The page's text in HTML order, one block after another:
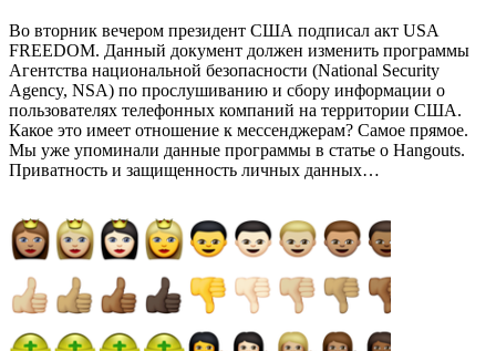
Во вторник вечером президент США подписал акт USA
FREEDOM. Данный документ должен изменить программы
Агентства национальной безопасности (National Security
Agency, NSA) по прослушиванию и сбору информации о
пользователях телефонных компаний на территории США.
Какое это имеет отношение к мессенджерам? Самое прямое.
Мы уже упоминали данные программы в статье о Hangouts.
Приватность и защищенность личных данных…